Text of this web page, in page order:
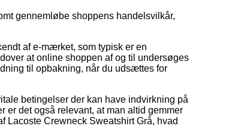
gennemløbe shoppens handelsvilkår,
af e-mærket, som typisk er en
at online shoppen af og til undersøges
til opbakning, når du udsættes for
betingelser der kan have indvirkning på
er det også relevant, at man altid gemmer
Lacoste Crewneck Sweatshirt Grå, hvad